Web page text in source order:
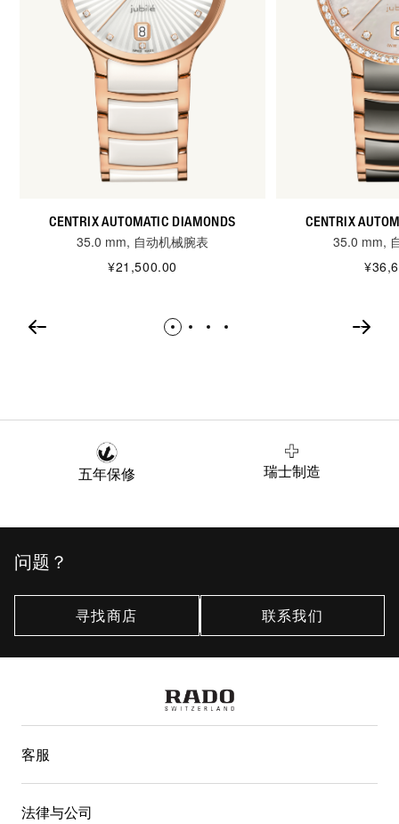
CENTRIX AUTOMATIC DIAMONDS
35.0 mm, 自动机械腕表
¥21,500.00
CENTRIX
35.0 mm,
五年保修 瑞士制造
问题？
寻找商店 联系我们
客服
法律与公司